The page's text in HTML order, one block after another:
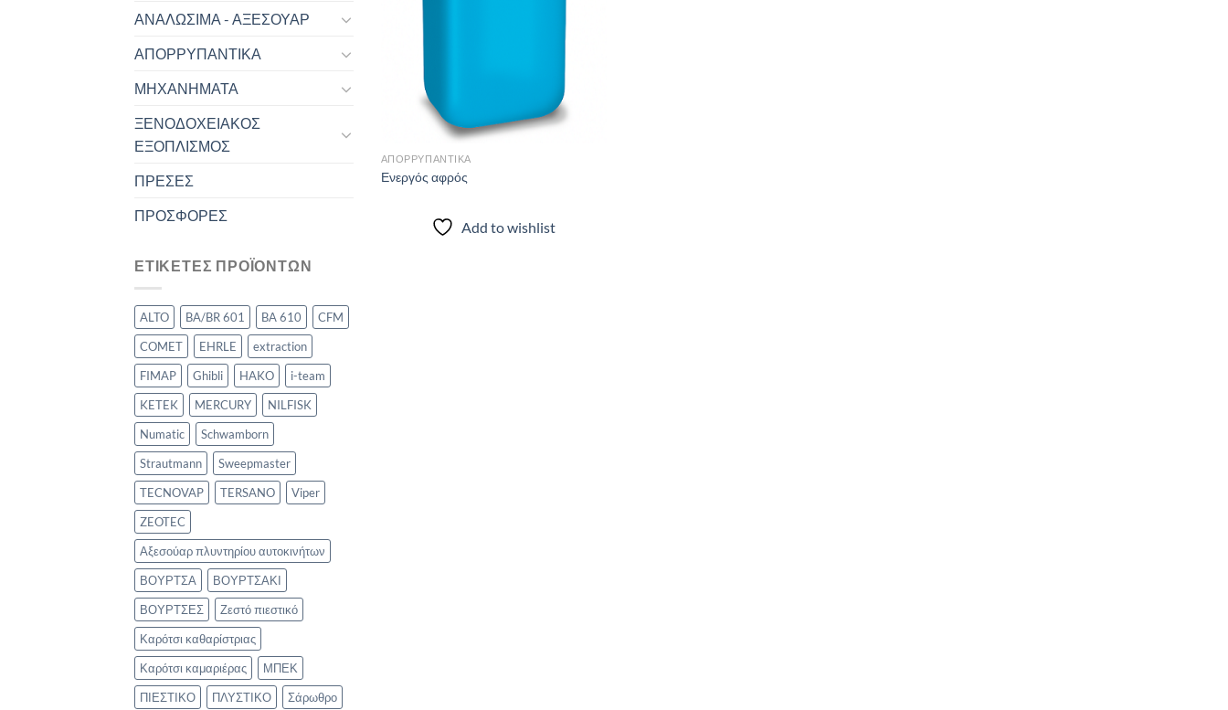
ΑΝΑΛΩΣΙΜΑ - ΑΞΕΣΟΥΑΡ
ΑΠΟΡΡΥΠΑΝΤΙΚΑ
ΜΗΧΑΝΗΜΑΤΑ
ΞΕΝΟΔΟΧΕΙΑΚΟΣ
ΕΞΟΠΛΙΣΜΟΣ
ΠΡΕΣΕΣ
ΠΡΟΣΦΟΡΕΣ
ΕΤΙΚΕΤΕΣ ΠΡΟΪΟΝΤΩΝ
ALTO BA/BR 601 BA 610
CFM
COMET
EHRLE
extraction
FIMAP
Ghibli HAKO
i-team
KETEK
MERCURY
NILFISK
Numatic
Schwamborn
Strautmann
Sweepmaster
TECNOVAP
TERSANO
Viper
ZEOTEC
Αξεσούαρ πλυντηρίου αυτοκινήτων
ΒΟΥΡΤΣΑ
ΒΟΥΡΤΣΑΚΙ
ΒΟΥΡΤΣΕΣ
Ζεστό πιεστικό
Καρότσι καθαρίστριας
Καρότσι καμαριέρας
ΜΠΕΚ
ΠΙΕΣΤΙΚΟ
ΠΛΥΣΤΙΚΟ
Σάρωθρο
ΑΠΟΡΡΥΠΑΝΤΙΚΑ
Ενεργός αφρός
Add to wishlist